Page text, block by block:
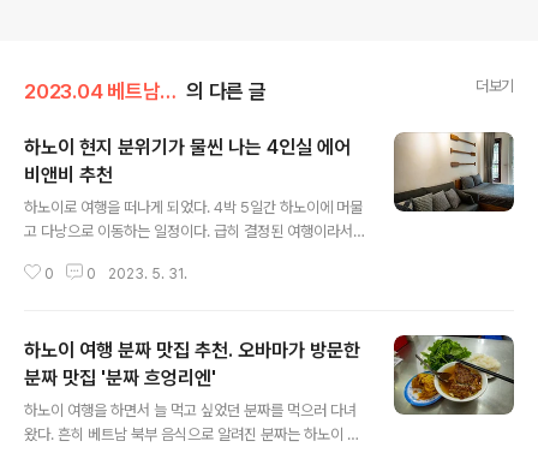
2023.04 베트남 하노이 여행 의 다른 글 더보기
하노이 현지 분위기가 물씬 나는 4인실 에어
비앤비 추천
하노이로 여행을 떠나게 되었다. 4박 5일간 하노이에 머물
고 다낭으로 이동하는 일정이다. 급히 결정된 여행이라서
원래 에어비앤비는 잘 이용하지 않는데, 이상하게 이번 여
았다. 에어컨도 잘 나오고 냉장고, 부엌 집기 등 숙식에 필
요한 모든 물건들도 준비되어 있었다. 작게나마 테라스도
있어서 저녁 시간쯤 환기를 시키며 창문을 열어두면 아이
들 뛰어노는 소리가 소음처럼 느껴지지도 않고 편안한 마
음을 들게 해줬다. 하노이 숙소 추천. 현지인 스타일 에어비
0 0 2023. 5. 31.
하노이 여행 분짜 맛집 추천. 오바마가 방문한
분짜 맛집 '분짜 흐엉리엔'
하노이 여행을 하면서 늘 먹고 싶었던 분짜를 먹으러 다녀
왔다. 흔히 베트남 북부 음식으로 알려진 분짜는 하노이 음